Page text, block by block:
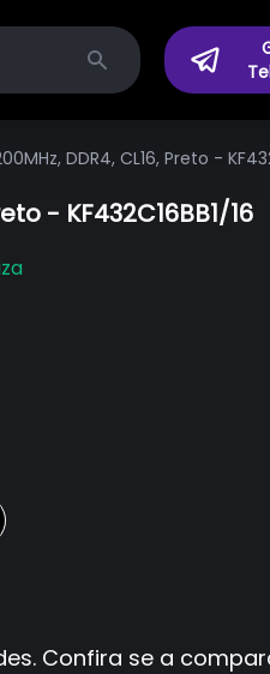
Search
DDR4, CL16, Preto -
- KF432C16BB1/16
Confira se a